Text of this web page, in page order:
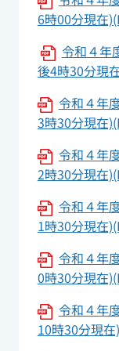
6時00分現在
令和４
後4時30分現
令和４年
3時30分現在
令和４年
2時30分現在
令和４年
1時30分現在
令和４年
0時30分現在
令和４年
10時30分現